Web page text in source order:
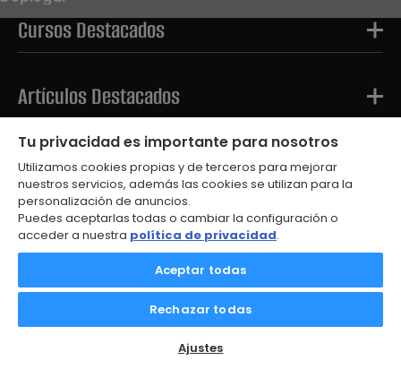
Noticias
Oposiciones
Convocatorias
Paso paso
Cursos Destacados
Artículos Destacados
Tests Destacados
© 2026
Aviso Legal
Política de Privacidad
Política de Cookies
Contacto
Ajustes de cookies
Tu privacidad es importante para nosotros
Utilizamos cookies propias y de terceros para mejorar
nuestros servicios, además las cookies se utilizan para la
personalización de anuncios.
Puedes aceptarlas todas o cambiar la configuración o
acceder a nuestra política de privacidad.
Aceptar todas
Rechazar todas
Ajustes
SOLICITA INFORMACIÓN